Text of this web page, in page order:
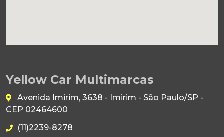
Yellow Car Multimarcas
Avenida Imirim, 3638 - Imirim - São Paulo/SP -
CEP 02464600
(11)2239-8278